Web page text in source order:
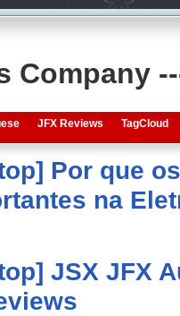
Company
JFX Reviews TagCloud
Por que
na
JSX JFX